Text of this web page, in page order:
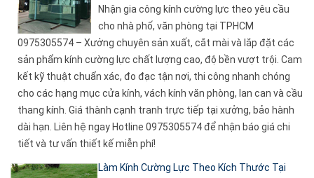
Nhận gia công kính cường lực theo yêu cầu
cho nhà phố, văn phòng tại TPHCM
0975305574 – Xưởng chuyên sản xuất, cắt mài và lắp đặt các
sản phẩm kính cường lực chất lượng cao, độ bền vượt trội. Cam
kết kỹ thuật chuẩn xác, đo đạc tận nơi, thi công nhanh chóng
cho các hạng mục cửa kính, vách kính văn phòng, lan can và cầu
thang kính. Giá thành cạnh tranh trực tiếp tại xưởng, bảo hành
dài hạn. Liên hệ ngay Hotline 0975305574 để nhận báo giá chi
tiết và tư vấn thiết kế miễn phí!
Làm Kính Cường Lực Theo Kích Thước Tại